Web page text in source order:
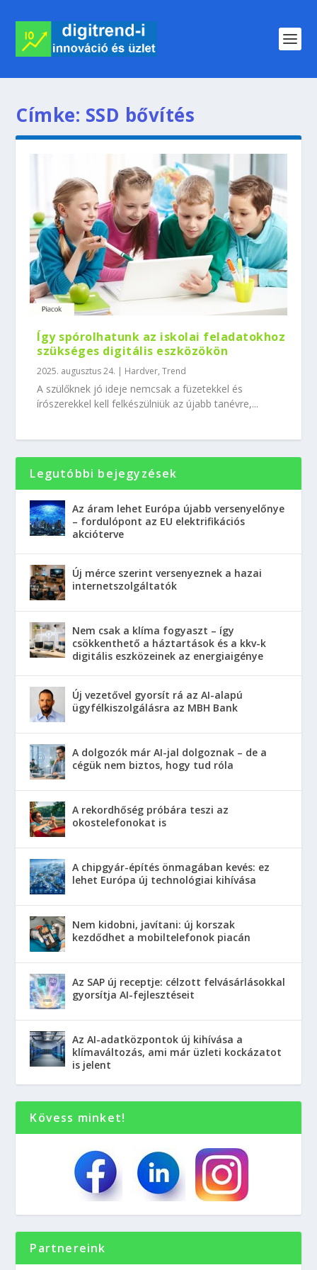
Címke: SSD bővítés
Így spórolhatunk az iskolai feladatokhoz
szükséges digitális eszközökön
2025. augusztus 24. | Hardver,Trend
A szülőknek jó ideje nemcsak a füzetekkel és
írószerekkel kell felkészülniük az újabb tanévre,...
Legutóbbi bejegyzések
Az áram lehet Európa újabb versenyelőnye
– fordulópont az EU elektrifikációs
akcióterve
Új mérce szerint versenyeznek a hazai
internetszolgáltatók
Nem csak a klíma fogyaszt – így
csökkenthető a háztartások és a kkv-k
digitális eszközeinek az energiaigénye
Új vezetővel gyorsít rá az AI-alapú
ügyfélkiszolgálásra az MBH Bank
A dolgozók már AI-jal dolgoznak – de a
cégük nem biztos, hogy tud róla
A rekordhőség próbára teszi az
okostelefonokat is
A chipgyár-építés önmagában kevés: ez
lehet Európa új technológiai kihívása
Nem kidobni, javítani: új korszak
kezdődhet a mobiltelefonok piacán
Az SAP új receptje: célzott felvásárlásokkal
gyorsítja AI-fejlesztéseit
Az AI-adatközpontok új kihívása a
klímaváltozás, ami már üzleti kockázatot
is jelent
Kövess minket!
Partnereink